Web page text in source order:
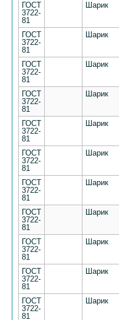
ГОСТ
3722-
81
Шарик
ГОСТ
3722-
81
Шарик
ГОСТ
3722-
81
Шарик
ГОСТ
3722-
81
Шарик
ГОСТ
3722-
81
Шарик
ГОСТ
3722-
81
Шарик
ГОСТ
3722-
81
Шарик
ГОСТ
3722-
81
Шарик
ГОСТ
3722-
81
Шарик
ГОСТ
3722-
81
Шарик
ГОСТ
3722-
81
Шарик